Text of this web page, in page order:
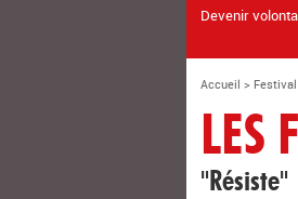
Devenir
Accueil >
LES
"Résiste"